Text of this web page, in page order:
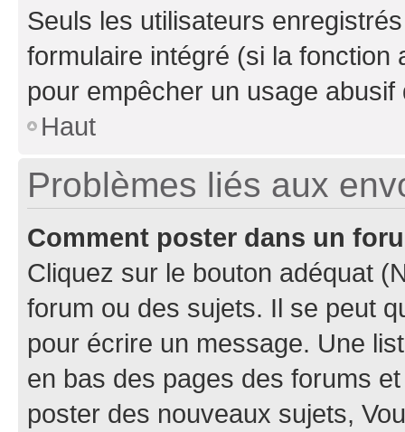
Seuls les utilisateurs
formulaire intégré (si la fonction
pour empêcher un usage
Haut
Problèmes liés aux
Comment poster dans un
Cliquez sur le bouton adéquat
forum ou des sujets. Il se peut
pour écrire un message. Une
en bas des pages des forums
poster des nouveaux sujets,